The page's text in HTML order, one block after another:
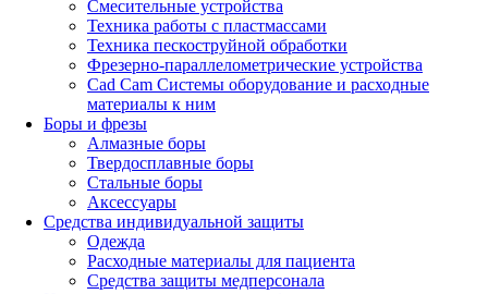
Смесительные устройства
Техника работы с пластмассами
Техника пескоструйной обработки
Фрезерно-параллелометрические устройства
Cad Cam Системы оборудование и расходные
материалы к ним
Боры и фрезы
Алмазные боры
Твердосплавные боры
Стальные боры
Аксессуары
Средства индивидуальной защиты
Одежда
Расходные материалы для пациента
Средства защиты медперсонала